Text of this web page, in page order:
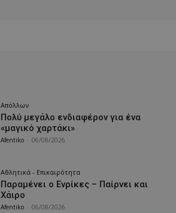
Απόλλων
Πολύ μεγάλο ενδιαφέρον για ένα
«μαγικό χαρτάκι»
Afentiko 06/08/2026
Αθλητικά - Επικαιρότητα
Παραμένει ο Ενρίκες – Παίρνει και
Χάιρο
Afentiko 06/08/2026